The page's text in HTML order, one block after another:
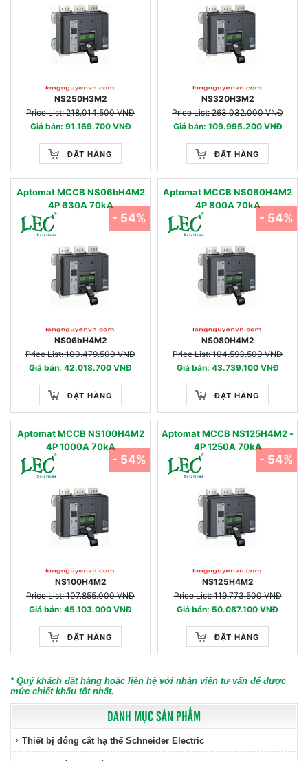
DANH MỤC SẢN PHẨM
Thiết bị đóng cắt hạ thế Schneider Electric
NS250H3M2
Price List: 218.014.500 VNĐ
Giá bán: 91.169.700 VNĐ
ĐẶT HÀNG
NS320H3M2
Price List: 263.032.000 VNĐ
Giá bán: 109.995.200 VNĐ
ĐẶT HÀNG
Aptomat MCCB NS06bH4M2
4P 630A 70kA
NS06bH4M2
Price List: 100.479.500 VNĐ
Giá bán: 42.018.700 VNĐ
ĐẶT HÀNG
- 54%
Aptomat MCCB NS080H4M2
4P 800A 70kA
NS080H4M2
Price List: 104.593.500 VNĐ
Giá bán: 43.739.100 VNĐ
ĐẶT HÀNG
- 54%
Aptomat MCCB NS100H4M2
4P 1000A 70kA
NS100H4M2
Price List: 107.855.000 VNĐ
Giá bán: 45.103.000 VNĐ
ĐẶT HÀNG
- 54%
Aptomat MCCB NS125H4M2 -
4P 1250A 70kA
NS125H4M2
Price List: 119.773.500 VNĐ
Giá bán: 50.087.100 VNĐ
ĐẶT HÀNG
- 54%
* Quý khách đặt hàng hoặc liên hệ với nhân viên tư vấn để được
mức chiết khấu tốt nhất.